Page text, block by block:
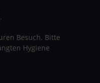
.
Besuch. Bitte
Hygiene